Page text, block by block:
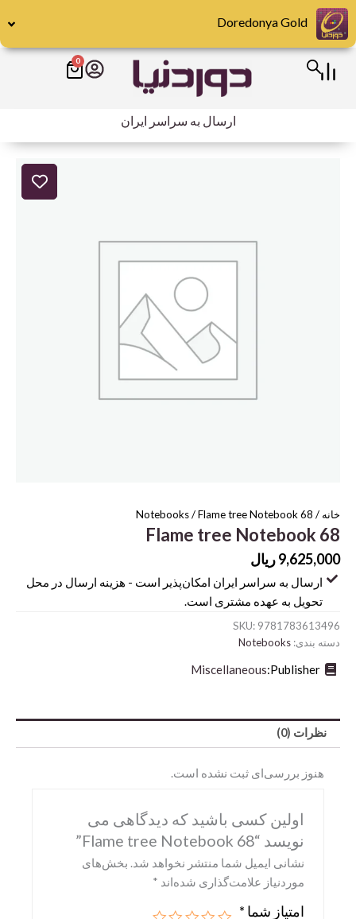
پرش
به
محتوا
0
سبد
ارسال به سراسر ایران
خانه /
Notebooks/ Flame tree Notebook 68
Flame tree Notebook 68
9,625,000ریال
ارسال به سراسر ایران امکان‌پذیر است - هزینه ارسال در محل
تحویل به عهده مشتری است.
SKU: 9781783613496
دسته بندی: Notebooks
Publisher:
Miscellaneous
نظرات (0)
هنوز بررسی‌ای ثبت نشده است.
اولین کسی باشید که دیدگاهی می
نویسد “Flame tree Notebook 68”
نشانی ایمیل شما منتشر نخواهد شد. بخش‌های
موردنیاز علامت‌گذاری شده‌اند *
امتیاز شما *